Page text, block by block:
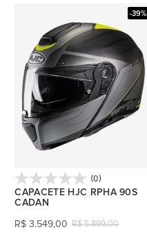
-39%
(0)
CAPACETE HJC RPHA 90S
CADAN
R$ 5.899,00
R$ 3.549,00